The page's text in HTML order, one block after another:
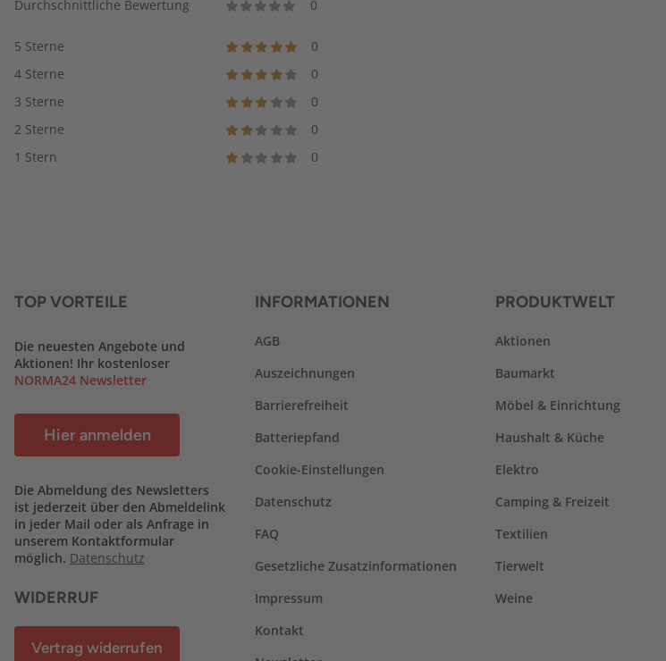
Durchschnittliche Bewertung 0
5 Sterne
0
4 Sterne
0
3 Sterne
0
2 Sterne
0
1 Stern
0
TOP VORTEILE
Die neuesten Angebote und
Aktionen! Ihr kostenloser
NORMA24 Newsletter
Hier anmelden
Die Abmeldung des Newsletters
ist jederzeit über den Abmeldelink
in jeder Mail oder als Anfrage in
unserem Kontaktformular
möglich. Datenschutz
WIDERRUF
Vertrag widerrufen
INFORMATIONEN
AGB
Auszeichnungen
Barrierefreiheit
Batteriepfand
Cookie-Einstellungen
Datenschutz
FAQ
Gesetzliche Zusatzinformationen
Impressum
Kontakt
PRODUKTWELT
Aktionen
Baumarkt
Möbel & Einrichtung
Haushalt & Küche
Elektro
Camping & Freizeit
Textilien
Tierwelt
Weine